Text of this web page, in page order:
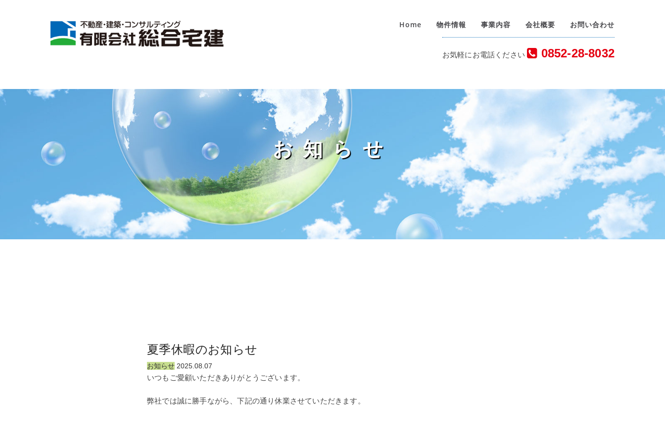
Home 物件情報 事業内容 会社概要 お問い合わせ
お気軽にお電話ください 0852-28-8032
お知らせ
夏季休暇のお知らせ
お知らせ 2025.08.07
いつもご愛顧いただきありがとうございます。
弊社では誠に勝手ながら、下記の通り休業させていただきます。